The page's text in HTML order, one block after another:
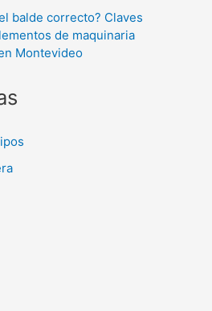
balde correcto? Claves
de maquinaria
Montevideo